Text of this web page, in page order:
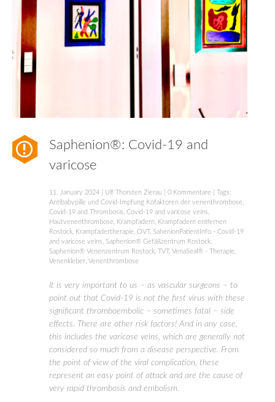
Saphenion®: Covid-19 and
varicose
11. January 2024 Ulf Thorsten Zierau 0 Kommentare | Tags:
Antibabypille und Covid-Impfung Kofaktoren der venenthrombose,
Covid-19 and Thrombosis, Covid-19 and varicose veins,
Hautvenenthrombose, Krampfadern, Krampfadern entfernen
Rostock, Krampfadertherapie, OVT, SahenionPatientInfo - Covid-19
and varicose veins, Saphenion® Gefäßzentrum Rostock,
Saphenion® Venenzentrum Rostock, TVT, VenaSeal® - Therapie,
Venenkleber, Venenthrombose
It is very important to us – as vascular surgeons – to
point out that Covid-19 is not the first virus with these
significant thromboembolic – sometimes fatal – side
effects. There are other risk factors! And in any case,
this includes the varicose veins, which are generally not
considered so much from a disease perspective. From
the point of view of the viral complication, these
represent an easy point of attack and are the cause of
very rapid thrombosis and embolism.